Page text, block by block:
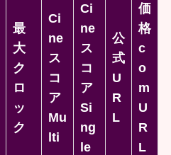
最
大
ク
ロ
ッ
ク
Ci
ne
ス
コ
ア
Mu
lti
Ci
ne
ス
コ
ア
Si
ng
le
公
式
U
R
L
価
格
c
o
m
U
R
L